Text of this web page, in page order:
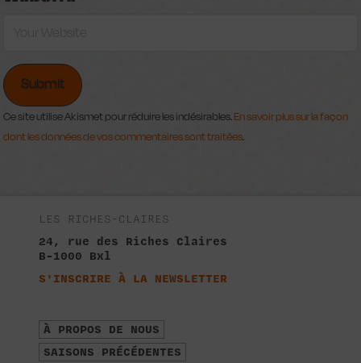
Ce site utilise Akismet pour réduire les indésirables.En savoir plus sur la façon
dont les données de vos commentaires sont traitées.
LES RICHES-CLAIRES
24, rue des Riches Claires
B-1000 Bxl
S'INSCRIRE À LA NEWSLETTER
À PROPOS DE NOUS
SAISONS PRÉCÉDENTES